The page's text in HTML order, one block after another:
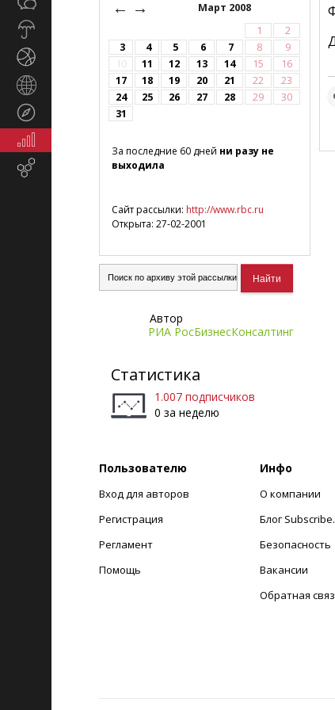
← Март 2008
→
1
2
3
4 5 6 7 8
9
10
11 12 13 14 15
16
17
18 19 20 21 22
23
24
25 26 27 28 29
30
31
За последние 60 дней ни разу не
выходила
Сайт рассылки: http://www.rbc.ru
Открыта: 27-02-2001
Автор
РИА РосБизнесКонсалтинг
Статистика
1.007 подписчиков
0 за неделю
Пользователю
Вход для авторов
Регистрация
Регламент
Помощь
Инфо
О компании
Блог
Безопасность
Вакансии
Обратная